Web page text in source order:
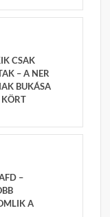
CSAK
– A NER
BUKÁSA
KÖRT
–
A